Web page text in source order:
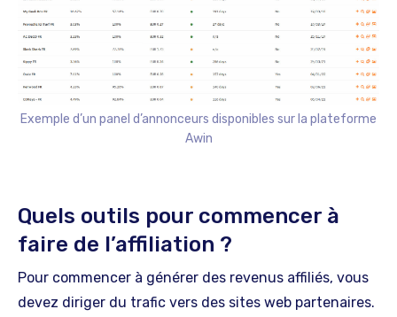
Exemple d’un panel d’annonceurs disponibles sur la plateforme
Awin
Quels outils pour commencer à
faire de l’affiliation ?
Pour commencer à générer des revenus affiliés, vous
devez diriger du trafic vers des sites web partenaires.